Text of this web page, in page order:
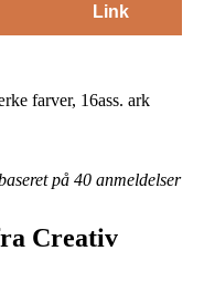
Link
farver, 16ass. ark
på 40 anmeldelser
Creativ